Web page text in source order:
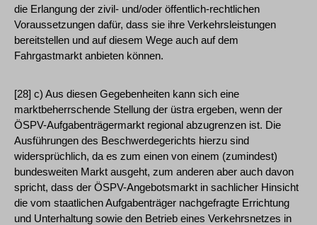
die Erlangung der zivil- und/oder öffentlich-rechtlichen
Voraussetzungen dafür, dass sie ihre Verkehrsleistungen
bereitstellen und auf diesem Wege auch auf dem
Fahrgastmarkt anbieten können.
[28] c) Aus diesen Gegebenheiten kann sich eine
marktbeherrschende Stellung der üstra ergeben, wenn der
ÖSPV-Aufgabenträgermarkt regional abzugrenzen ist. Die
Ausführungen des Beschwerdegerichts hierzu sind
widersprüchlich, da es zum einen von einem (zumindest)
bundesweiten Markt ausgeht, zum anderen aber auch davon
spricht, dass der ÖSPV-Angebotsmarkt in sachlicher Hinsicht
die vom staatlichen Aufgabenträger nachgefragte Errichtung
und Unterhaltung sowie den Betrieb eines Verkehrsnetzes in